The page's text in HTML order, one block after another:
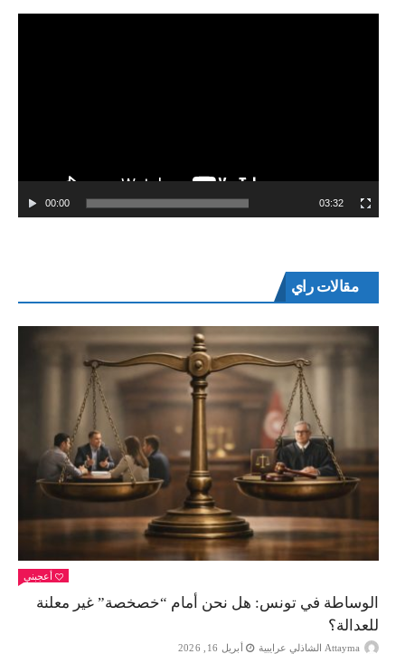
00:00 03:32
مقالات راي
أعجبني
الوساطة في تونس: هل نحن أمام “خصخصة” غير معلنة
للعدالة؟
Attayma الشاذلي عرايبية أبريل 16, 2026